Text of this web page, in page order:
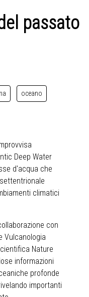
passato
oceano
Deep Water
d'acqua che
climatici
con
Vulcanologia
Nature
informazioni
profonde
importanti